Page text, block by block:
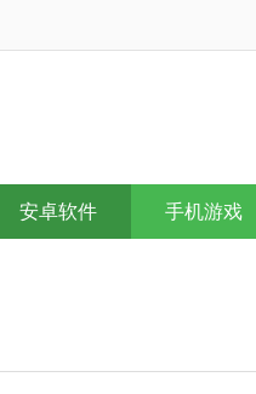
安卓软件 手机游戏